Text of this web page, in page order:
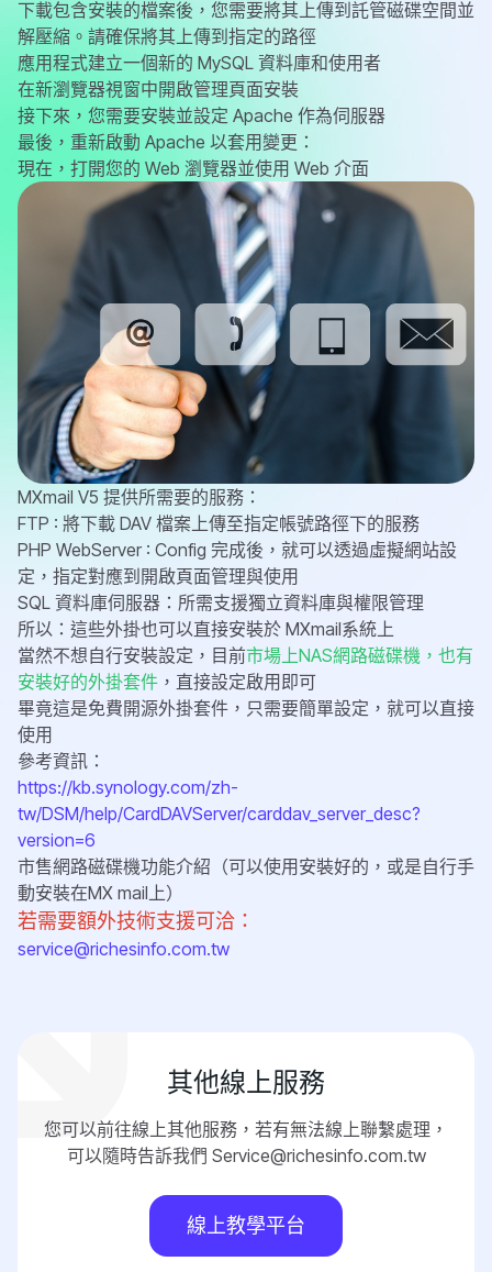
下載包含安裝的檔案後，您需要將其上傳到託管磁碟空間並
解壓縮。請確保將其上傳到指定的路徑
應用程式建立一個新的 MySQL 資料庫和使用者
在新瀏覽器視窗中開啟管理頁面安裝
接下來，您需要安裝並設定 Apache 作為伺服器
最後，重新啟動 Apache 以套用變更：
現在，打開您的 Web 瀏覽器並使用 Web 介面
MXmail V5 提供所需要的服務：
FTP : 將下載 DAV 檔案上傳至指定帳號路徑下的服務
PHP WebServer : Config 完成後，就可以透過虛擬網站設
定，指定對應到開啟頁面管理與使用
SQL 資料庫伺服器：所需支援獨立資料庫與權限管理
所以：這些外掛也可以直接安裝於 MXmail系統上
當然不想自行安裝設定，目前市場上NAS網路磁碟機，也有
安裝好的外掛套件 ，直接設定啟用即可
畢竟這是免費開源外掛套件，只需要簡單設定，就可以直接
使用
參考資訊：
https://kb.synology.com/zh-
tw/DSM/help/CardDAVServer/carddav_server_desc?
version=6
市售網路磁碟機功能介紹（可以使用安裝好的，或是自行手
動安裝在MX mail上）
若需要額外技術支援可洽：
service@richesinfo.com.tw
其他線上服務
您可以前往線上其他服務，若有無法線上聯繫處理，
可以隨時告訴我們 Service@richesinfo.com.tw
線上教學平台